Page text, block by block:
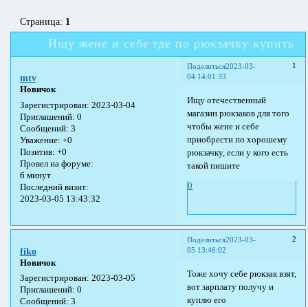
Ищу жене и себе где по рюкзачку купить
Страница: 1
Поделиться 1
2023-03-
04 14:01:33
mtv
Новичок
Зарегистрирован: 2023-03-04
Приглашений: 0
Сообщений: 3
Уважение: +0
Позитив: +0
Провел на форуме:
6 минут
Последний визит:
2023-03-05 13:43:32
Ищу отечественный
магазин рюкзаков для того
чтобы жене и себе
приобрести по хорошему
рюкзачку, если у кого есть
такой пишите
0
Поделиться 2
2023-03-
05 13:46:02
fiko
Новичок
Зарегистрирован: 2023-03-05
Приглашений: 0
Сообщений: 3
Тоже хочу себе рюкзак взят,
вот зарплату получу и
куплю его